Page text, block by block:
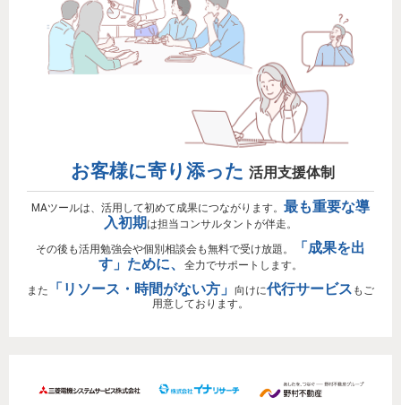
お客様に寄り添った 活用支援体制
MAツールは、活用して初めて成果につながります。 最も重要な導
入初期は担当コンサルタントが伴走。
その後も活用勉強会や個別相談会も無料で受け放題。
「成果を出
す」ために、
全力でサポートします。
また
「リソース・時間がない方」 向けに代行サービス もご
用意しております。